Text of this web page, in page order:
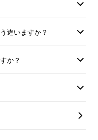
違いますか？
か？